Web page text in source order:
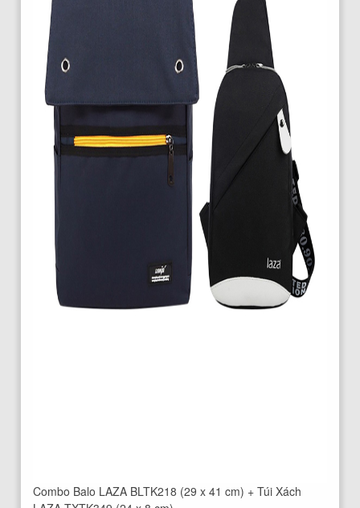
Combo Balo LAZA BLTK218 (29 x 41 cm) + Túi Xách